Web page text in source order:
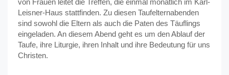
von Frauen leitet die Treffen, die einmal monatlich im Karl-
Leisner-Haus stattfinden. Zu diesen Taufelternabenden
sind sowohl die Eltern als auch die Paten des Täuflings
eingeladen. An diesem Abend geht es um den Ablauf der
Taufe, ihre Liturgie, ihren Inhalt und ihre Bedeutung für uns
Christen.